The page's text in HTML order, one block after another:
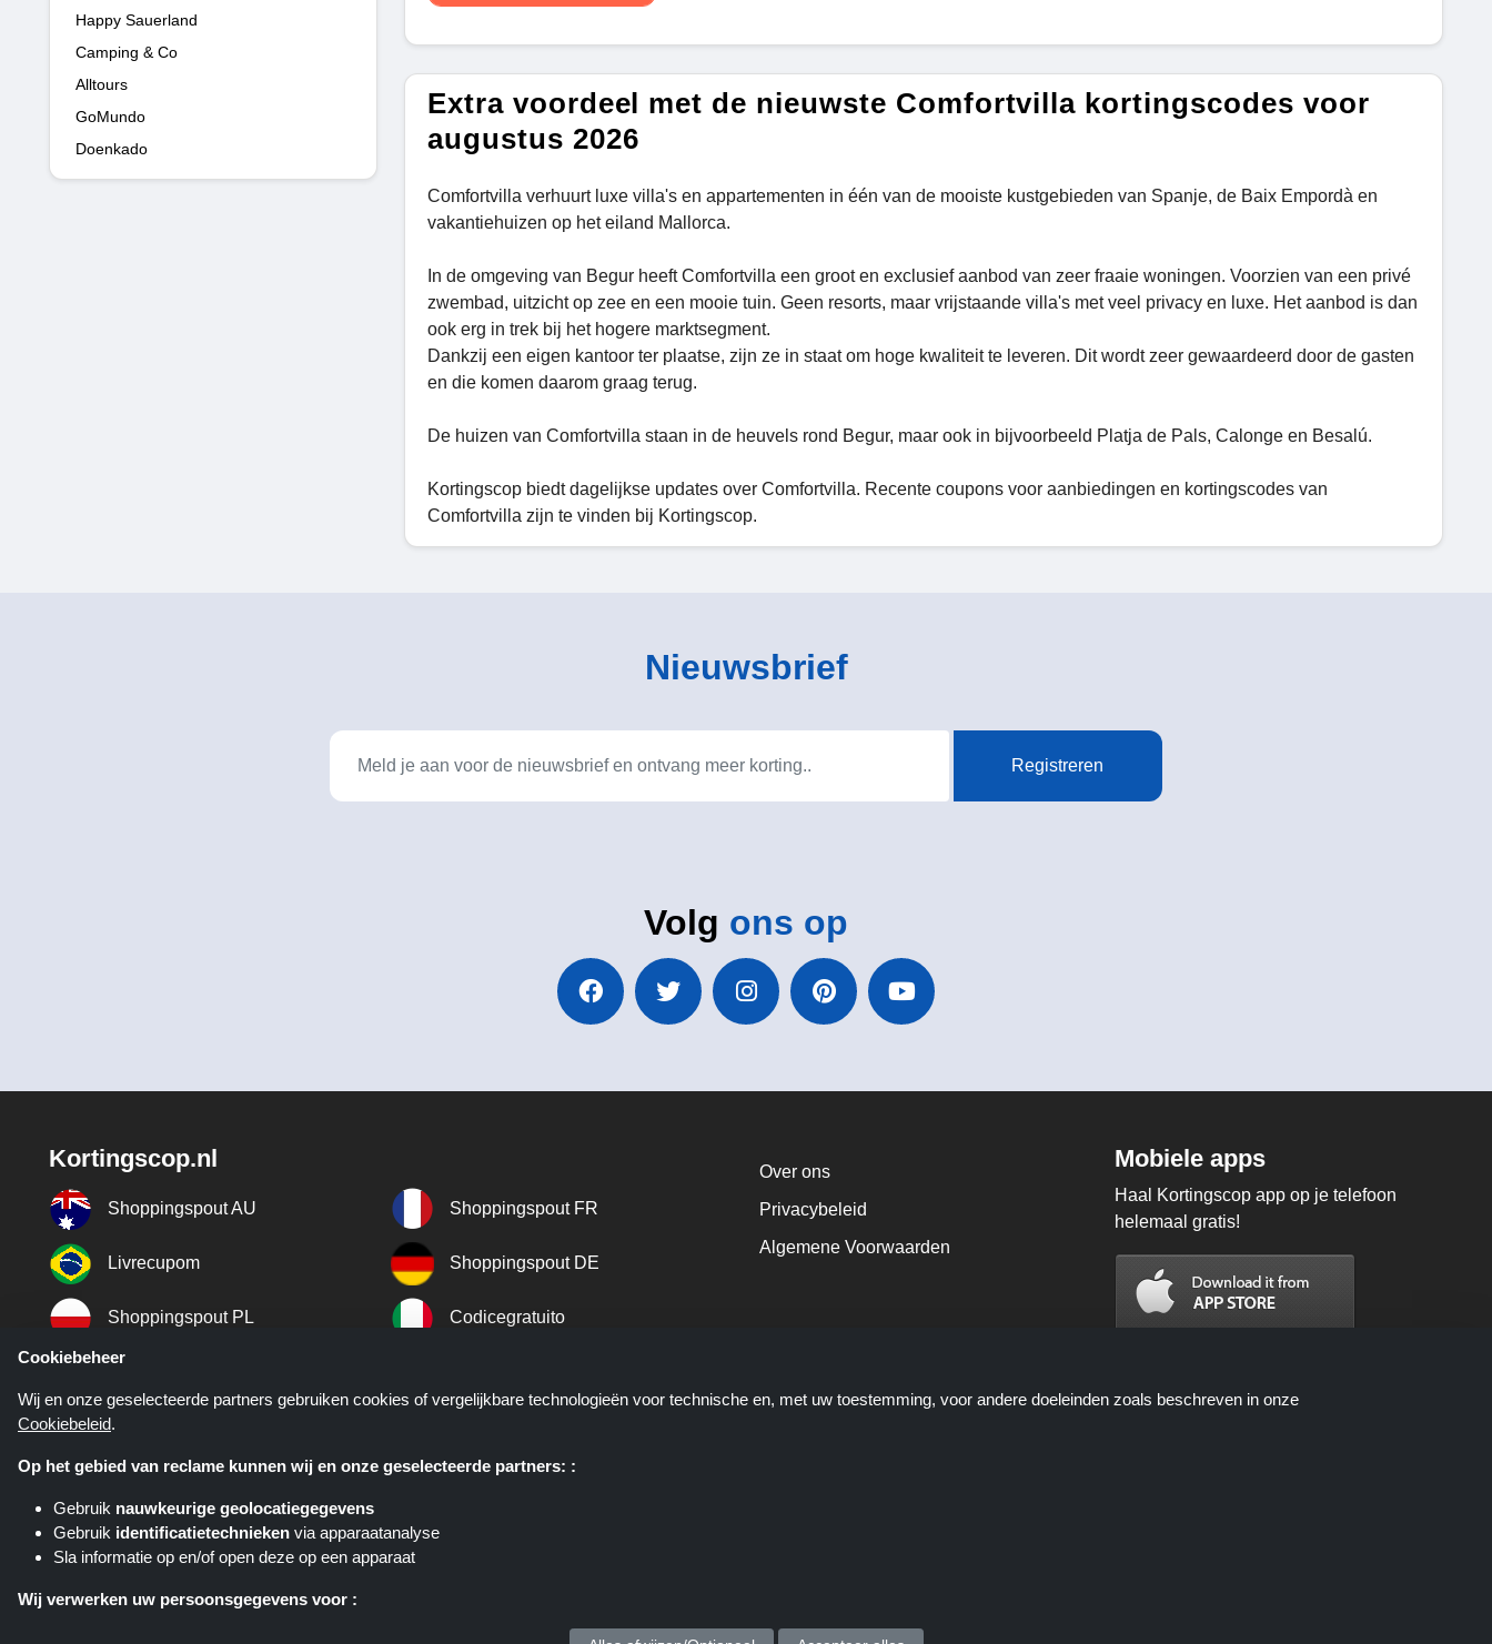
Happy Sauerland
Camping & Co
Alltours
GoMundo
Doenkado
Extra voordeel met de nieuwste Comfortvilla kortingscodes voor
augustus 2026
Comfortvilla verhuurt luxe villa's en appartementen in één van de mooiste kustgebieden van Spanje, de Baix Empordà en
vakantiehuizen op het eiland Mallorca.
In de omgeving van Begur heeft Comfortvilla een groot en exclusief aanbod van zeer fraaie woningen. Voorzien van een privé
zwembad, uitzicht op zee en een mooie tuin. Geen resorts, maar vrijstaande villa's met veel privacy en luxe. Het aanbod is dan
ook erg in trek bij het hogere marktsegment.
Dankzij een eigen kantoor ter plaatse, zijn ze in staat om hoge kwaliteit te leveren. Dit wordt zeer gewaardeerd door de gasten
en die komen daarom graag terug.
De huizen van Comfortvilla staan ​​in de heuvels rond Begur, maar ook in bijvoorbeeld Platja de Pals, Calonge en Besalú.
Kortingscop biedt dagelijkse updates over Comfortvilla. Recente coupons voor aanbiedingen en kortingscodes van
Comfortvilla zijn te vinden bij Kortingscop.
Nieuwsbrief
Registreren
Volg ons op
Kortingscop.nl
Shoppingspout AU Shoppingspout FR
Livrecupom Shoppingspout DE
Shoppingspout PL Codicegratuito
Shoppingspout SE
Over ons
Privacybeleid
Algemene Voorwaarden
Mobiele apps
Haal Kortingscop app op je telefoon
helemaal gratis!
Kortingscop.nl is een website die u deals, kortingen en kortingscodes biedt; deze deals of aanbiedingen worden beschikbaar gesteld door
Copyright © 2025 Kortingscop. Alle rechten voorbehouden.
Cookiebeheer
Wij en onze geselecteerde partners gebruiken cookies of vergelijkbare technologieën voor technische en, met uw toestemming, voor andere doeleinden zoals beschreven in onze
Cookiebeleid.
Op het gebied van reclame kunnen wij en onze geselecteerde partners: :
Gebruik nauwkeurige geolocatiegegevens
Gebruik identificatietechnieken via apparaatanalyse
Sla informatie op en/of open deze op een apparaat
Wij verwerken uw persoonsgegevens voor :